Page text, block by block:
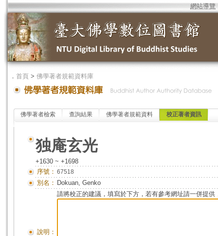
網站導覽
． 首頁 > 佛學著者規範資料庫
佛學著者檢索 查詢結果 佛學著者規範資料 校正著者資訊
独庵玄光
+1630 ~ +1698
序號： 67518
別名： Dokuan, Genko
說明：
請將校正的建議，填寫於下方，若有參考網址請一併提供